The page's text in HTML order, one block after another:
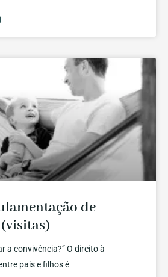
de
a convivência?” O direito à
pais e filhos é